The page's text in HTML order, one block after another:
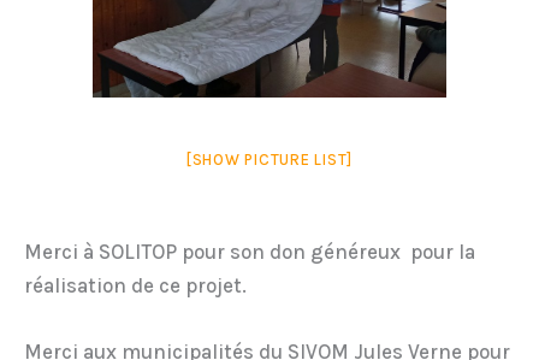
[SHOW PICTURE LIST]
Merci à SOLITOP pour son don généreux pour la
réalisation de ce projet.
Merci aux municipalités du SIVOM Jules Verne pour